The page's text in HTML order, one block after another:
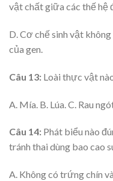
vật chất giữa các thế hệ
D. Cơ chế sinh vật
của gen.
Câu 13: Loài thực vật
A. Mía. B. Lúa. C. Rau
Câu 14: Phát biểu nào
tránh thai dùng bao cao
A. Không có trứng chín